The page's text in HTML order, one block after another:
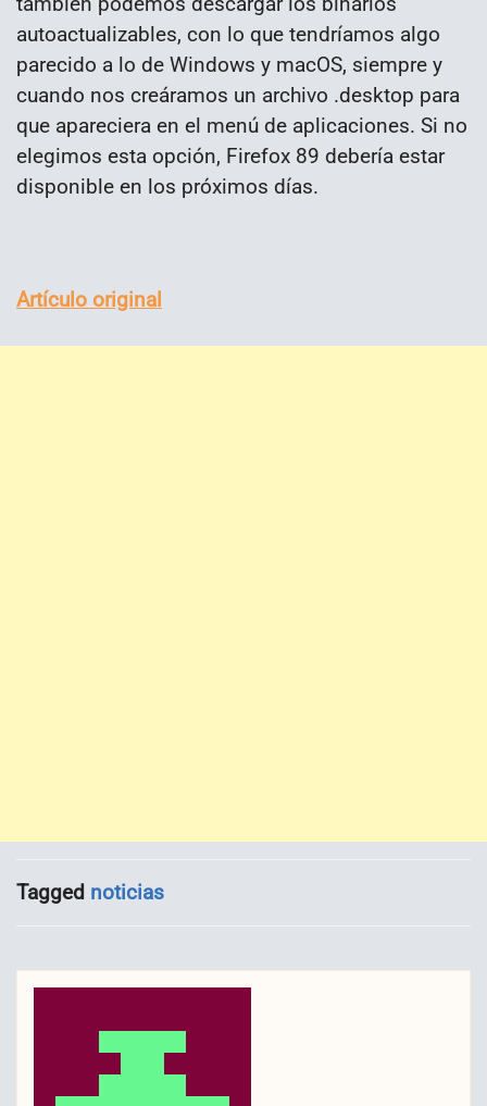
autoactualizables, con lo que tendríamos algo
parecido a lo de Windows y macOS, siempre y
cuando nos creáramos un archivo .desktop para
que apareciera en el menú de aplicaciones. Si no
elegimos esta opción, Firefox 89 debería estar
disponible en los próximos días.
Artículo original
Tagged noticias